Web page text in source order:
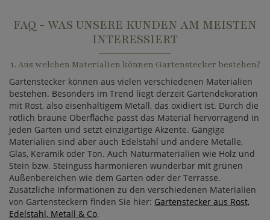
FAQ - WAS UNSERE KUNDEN AM MEISTEN
INTERESSIERT
1. Aus welchen Materialien können Gartenstecker bestehen?
Gartenstecker können aus vielen verschiedenen Materialien
bestehen. Besonders im Trend liegt derzeit Gartendekoration
mit Rost, also eisenhaltigem Metall, das oxidiert ist. Durch die
rötlich braune Oberfläche passt das Material hervorragend in
jeden Garten und setzt einzigartige Akzente. Gängige
Materialien sind aber auch Edelstahl und andere Metalle,
Glas, Keramik oder Ton. Auch Naturmaterialien wie Holz und
Stein bzw. Steinguss harmonieren wunderbar mit grünen
Außenbereichen wie dem Garten oder der Terrasse.
Zusätzliche Informationen zu den verschiedenen Materialien
von Gartensteckern finden Sie hier: Gartenstecker aus Rost,
Edelstahl, Metall & Co.